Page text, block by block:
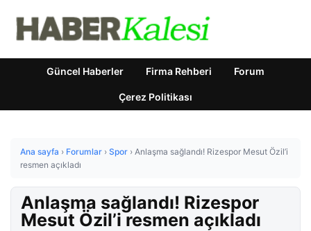
Güncel Haberler Firma Rehberi Forum
Çerez Politikası
Ana sayfa › Forumlar › Spor › Anlaşma sağlandı! Rizespor Mesut Özil’i
resmen açıkladı
Anlaşma sağlandı! Rizespor
Mesut Özil’i resmen açıkladı